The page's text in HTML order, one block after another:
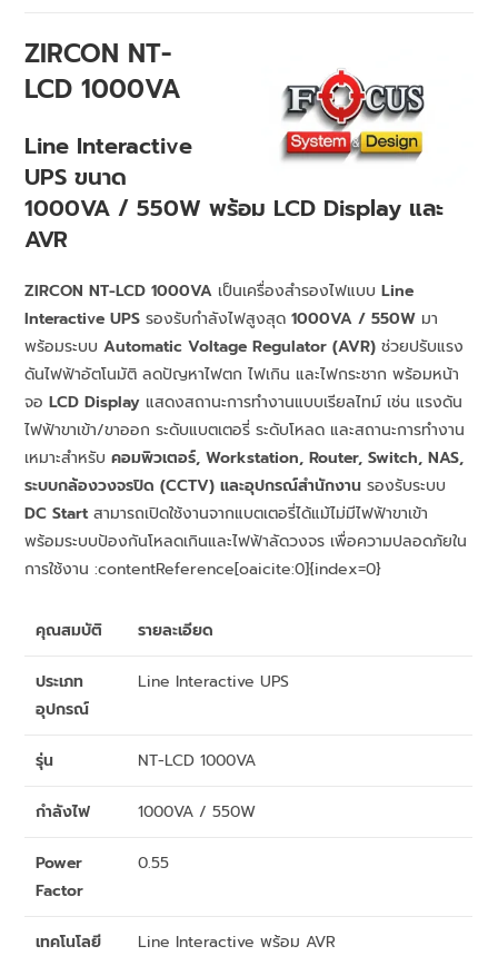
ZIRCON NT-
LCD 1000VA
Line Interactive
UPS ขนาด
1000VA / 550W พร้อม LCD Display และ
AVR
ZIRCON NT-LCD 1000VA เป็นเครื่องสำรองไฟแบบLine
Interactive UPS รองรับกำลังไฟสูงสุด1000VA / 550W มา
พร้อมระบบAutomatic Voltage Regulator (AVR) ช่วยปรับแรง
ดันไฟฟ้าอัตโนมัติ ลดปัญหาไฟตก ไฟเกิน และไฟกระชาก พร้อมหน้า
จอLCD Display แสดงสถานะการทำงานแบบเรียลไทม์ เช่น แรงดัน
ไฟฟ้าขาเข้า/ขาออก ระดับแบตเตอรี่ ระดับโหลด และสถานะการทำงาน
เหมาะสำหรับคอมพิวเตอร์, Workstation, Router, Switch, NAS,
ระบบกล้องวงจรปิด (CCTV) และอุปกรณ์สำนักงาน รองรับระบบ
DC Startสามารถเปิดใช้งานจากแบตเตอรี่ได้แม้ไม่มีไฟฟ้าขาเข้า
พร้อมระบบป้องกันโหลดเกินและไฟฟ้าลัดวงจร เพื่อความปลอดภัยใน
การใช้งาน :contentReference[oaicite:0]{index=0}
คุณสมบัติ รายละเอียด
ประเภท
อุปกรณ์
Line Interactive UPS
รุ่น NT-LCD 1000VA
กำลังไฟ 1000VA / 550W
Power
Factor
0.55
เทคโนโลยี
Line Interactive พร้อม AVR